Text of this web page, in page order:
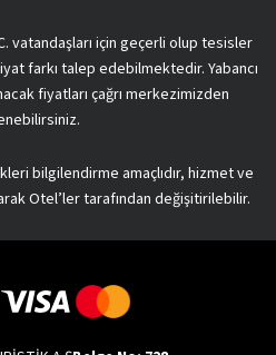
vatandaşları için geçerli olup tesisler
farkı talep edebilmektedir. Yabancı
fiyatları çağrı merkezimizden
bilgilendirme amaçlıdır, hizmet ve
Otel’ler tarafından değişitirilebilir.